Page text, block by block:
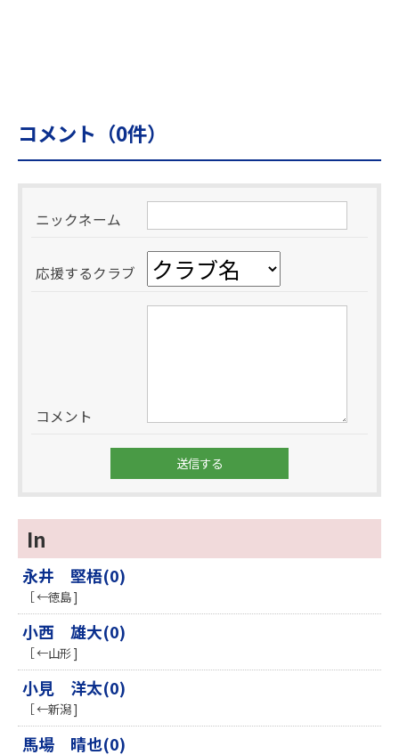
コメント（0件）
ニックネーム
応援するクラブ
コメント
In
永井 堅梧(0)
［ ←徳島 ]
小西 雄大(0)
［ ←山形 ]
小見 洋太(0)
［ ←新潟 ]
馬場 晴也(0)